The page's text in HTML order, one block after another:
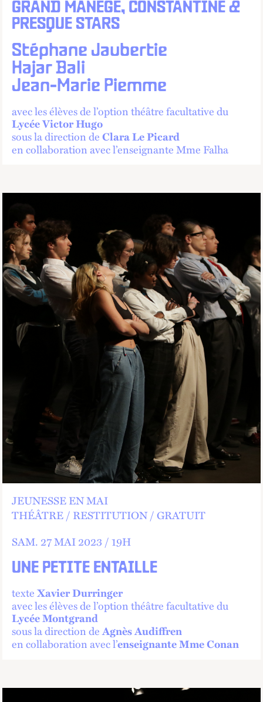
GRAND MANÈGE, CONSTANTINE &
PRESQUE STARS
Stéphane Jaubertie
Hajar Bali
Jean-Marie Piemme
avec les élèves de l’option théâtre facultative du
Lycée Victor Hugo
sous la direction deClara Le Picard
en collaboration avec l’enseignante Mme Falha
UNE PETITE ENTAILLE
JEUNESSE EN MAI
THÉÂTRE
RESTITUTION GRATUIT
SAM. 27 MAI 2023 /19H
texteXavier Durringer
avec les élèves de l’option théâtre facultative du
Lycée Montgrand
sous la direction deAgnès Audiffren
en collaboration avec l’enseignante Mme Conan